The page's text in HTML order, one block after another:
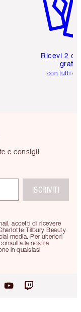
Ricevi 2
con tutti gli
e consigli
accetti di ricevere
Tilbury Beauty
media. Per ulteriori
la nostra
in qualsiasi
ISCRIVITI